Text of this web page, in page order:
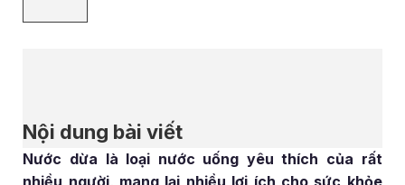
Nội dung bài viết
Nước dừa là loại nước uống yêu thích của rất
nhiều người, mang lại nhiều lợi ích cho sức khỏe